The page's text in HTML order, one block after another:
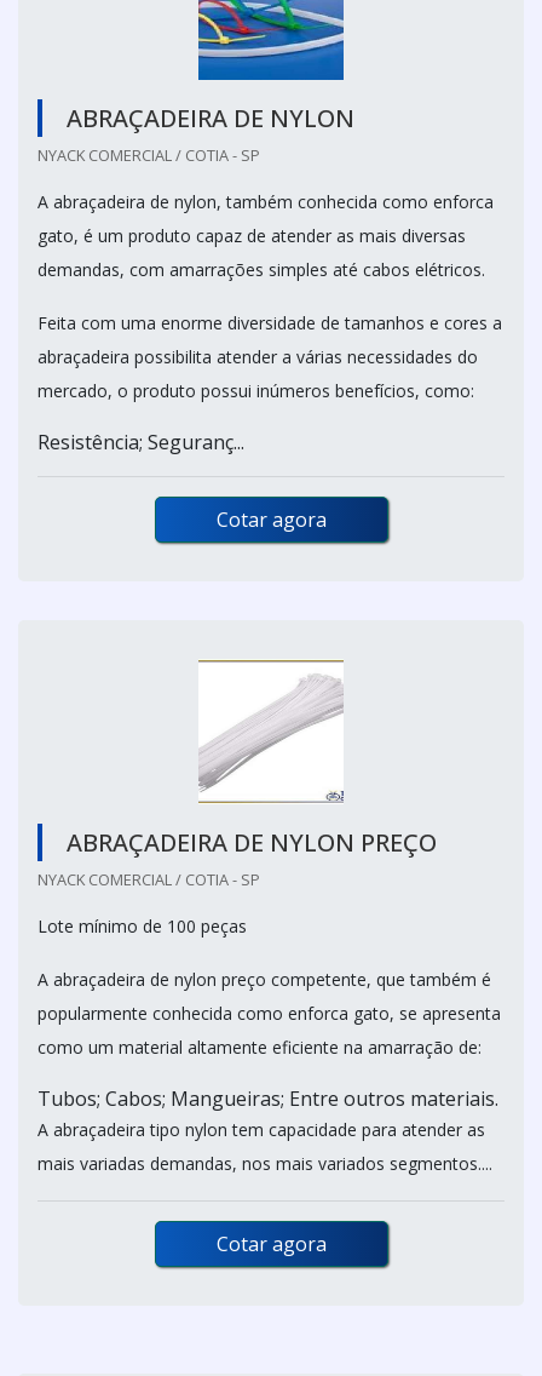
ABRAÇADEIRA DE NYLON
NYACK COMERCIAL / COTIA - SP
A abraçadeira de nylon, também conhecida como enforca
gato, é um produto capaz de atender as mais diversas
demandas, com amarrações simples até cabos elétricos.
Feita com uma enorme diversidade de tamanhos e cores a
abraçadeira possibilita atender a várias necessidades do
mercado, o produto possui inúmeros benefícios, como:
Resistência; Seguranç...
Cotar agora
ABRAÇADEIRA DE NYLON PREÇO
NYACK COMERCIAL / COTIA - SP
Lote mínimo de 100 peças
A abraçadeira de nylon preço competente, que também é
popularmente conhecida como enforca gato, se apresenta
como um material altamente eficiente na amarração de:
Tubos; Cabos; Mangueiras; Entre outros materiais.
A abraçadeira tipo nylon tem capacidade para atender as
mais variadas demandas, nos mais variados segmentos....
Cotar agora